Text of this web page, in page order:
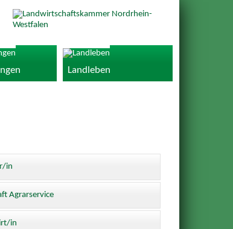
Landleben
in
Agrarservice
in